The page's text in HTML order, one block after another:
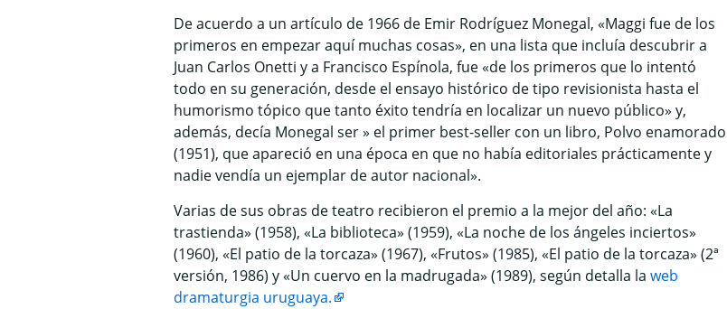
De acuerdo a un artículo de 1966 de Emir Rodríguez Monegal, «Maggi fue de los
primeros en empezar aquí muchas cosas», en una lista que incluía descubrir a
Juan Carlos Onetti y a Francisco Espínola, fue «de los primeros que lo intentó
todo en su generación, desde el ensayo histórico de tipo revisionista hasta el
humorismo tópico que tanto éxito tendría en localizar un nuevo público» y,
además, decía Monegal ser » el primer best-seller con un libro, Polvo enamorado
(1951), que apareció en una época en que no había editoriales prácticamente y
nadie vendía un ejemplar de autor nacional».
Varias de sus obras de teatro recibieron el premio a la mejor del año: «La
trastienda» (1958), «La biblioteca» (1959), «La noche de los ángeles inciertos»
(1960), «El patio de la torcaza» (1967), «Frutos» (1985), «El patio de la torcaza» (2ª
versión, 1986) y «Un cuervo en la madrugada» (1989), según detalla la web
dramaturgia uruguaya.